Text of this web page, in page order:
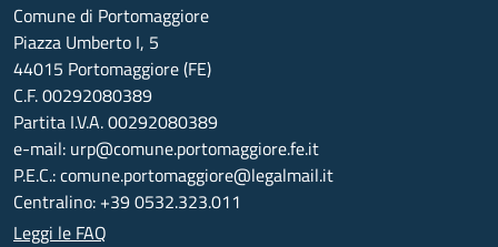
Comune di Portomaggiore
Piazza Umberto I, 5
44015 Portomaggiore (FE)
C.F. 00292080389
Partita I.V.A. 00292080389
e-mail: urp@comune.portomaggiore.fe.it
P.E.C.: comune.portomaggiore@legalmail.it
Centralino: +39 0532.323.011
Leggi le FAQ